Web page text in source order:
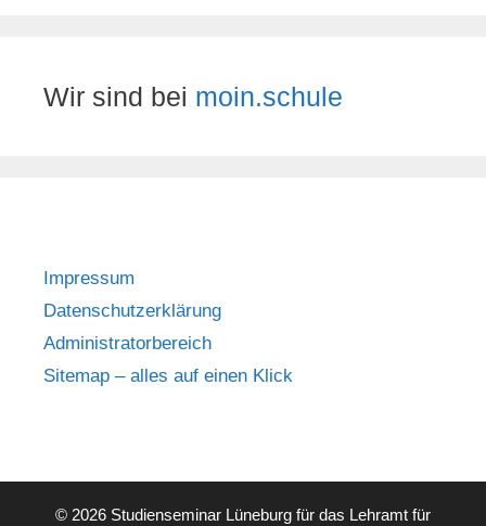
Wir sind bei moin.schule
Impressum
Datenschutzerklärung
Administratorbereich
Sitemap – alles auf einen Klick
© 2026 Studienseminar Lüneburg für das Lehramt für